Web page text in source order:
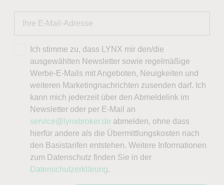
Ich stimme zu, dass LYNX mir den/die
ausgewählten Newsletter sowie regelmäßige
Werbe-E-Mails mit Angeboten, Neuigkeiten und
weiteren Marketingnachrichten zusenden darf. Ich
kann mich jederzeit über den Abmeldelink im
Newsletter oder per E-Mail an
service@lynxbroker.de abmelden, ohne dass
hierfür andere als die Übermittlungskosten nach
den Basistarifen entstehen. Weitere Informationen
zum Datenschutz finden Sie in der
Datenschutzerklärung.